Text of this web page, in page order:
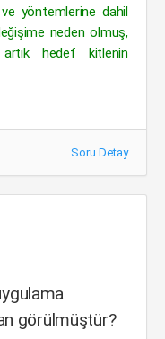
ve yöntemlerine dahil
neden olmuş,
hedef kitlenin
Soru Detay
görülmüştür?